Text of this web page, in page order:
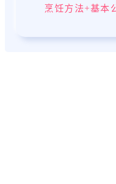
烹饪方法+基本